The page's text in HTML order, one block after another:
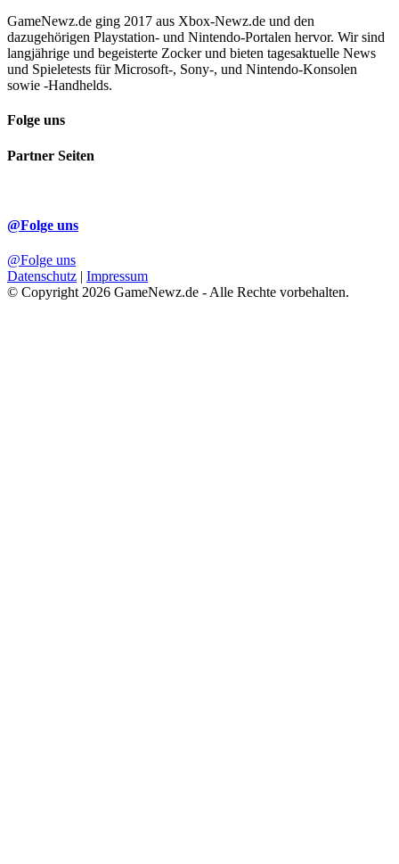
GameNewz.de ging 2017 aus Xbox-Newz.de und den
dazugehörigen Playstation- und Nintendo-Portalen hervor. Wir sind
langjährige und begeisterte Zocker und bieten tagesaktuelle News
und Spieletests für Microsoft-, Sony-, und Nintendo-Konsolen
sowie -Handhelds.
Folge uns
Partner Seiten
@Folge uns
@Folge uns
Datenschutz | Impressum
© Copyright 2026 GameNewz.de - Alle Rechte vorbehalten.